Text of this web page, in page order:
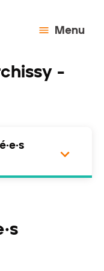
Menu
-